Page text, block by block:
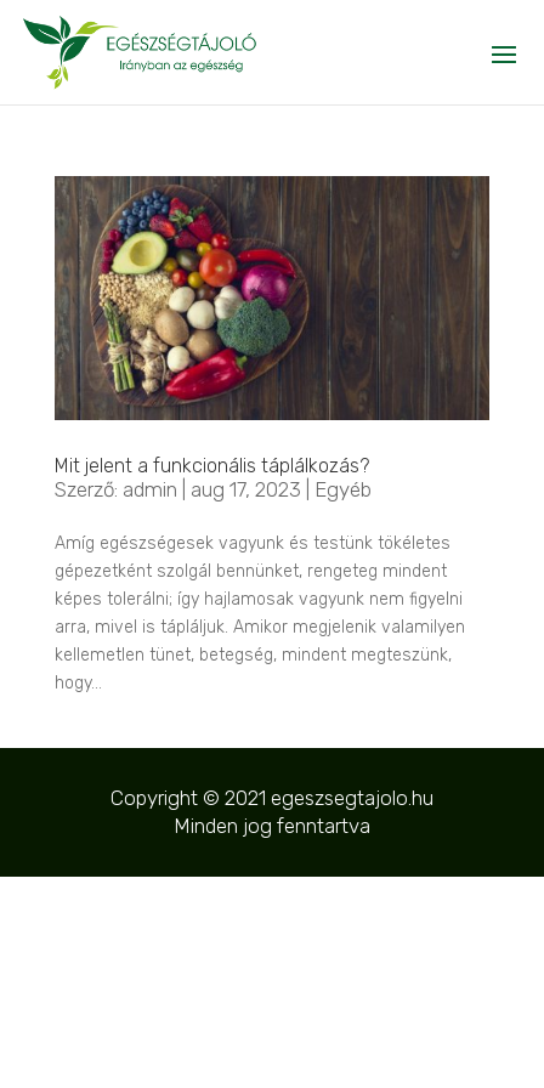
Mit jelent a funkcionális táplálkozás?
Szerző: admin aug 17, 2023 Egyéb
Amíg egészségesek vagyunk és testünk tökéletes
gépezetként szolgál bennünket, rengeteg mindent
képes tolerálni; így hajlamosak vagyunk nem figyelni
arra, mivel is tápláljuk. Amikor megjelenik valamilyen
kellemetlen tünet, betegség, mindent megteszünk,
hogy...
Copyright © 2021 egeszsegtajolo.hu
Minden jog fenntartva